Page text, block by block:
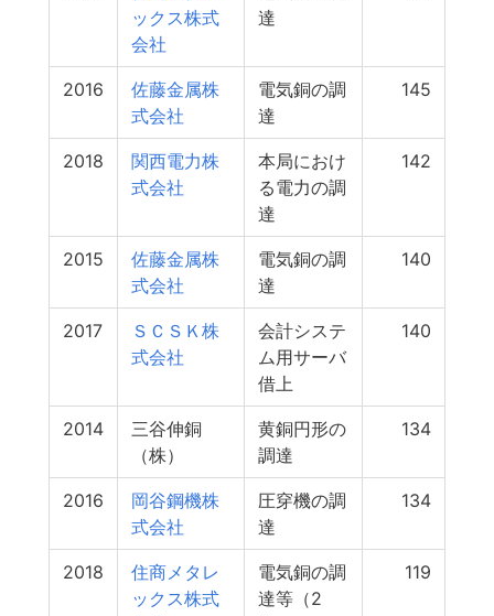
ックス株式
会社
達
2016
佐藤金属株
式会社
電気銅の調
達
145
2018
関西電力株
式会社
本局におけ
る電力の調
達
142
2015
佐藤金属株
式会社
電気銅の調
達
140
2017
ＳＣＳＫ株
式会社
会計システ
ム用サーバ
借上
140
2014
三谷伸銅
（株）
黄銅円形の
調達
134
2016
岡谷鋼機株
式会社
圧穿機の調
達
134
2018
住商メタレ
ックス株式
電気銅の調
達等（2
119